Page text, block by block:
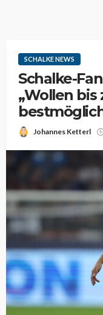
SCHALKE NEWS
Schalke-
„Wollen
Johannes Ketterl